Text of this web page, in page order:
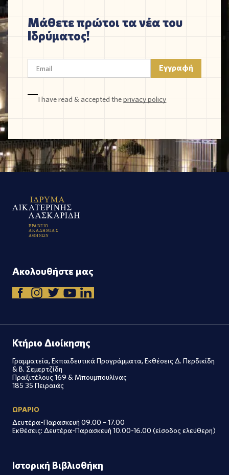
Μάθετε πρώτοι τα νέα του
Ιδρύματος!
I have read & accepted theprivacy policy
ΒΡΑΒΕΙΟ
ΑΚΑΔΗΜΙΑ Σ
Α ΘΗΝΩΝ
Ακολουθήστε μας
Κτήριο Διοίκησης
Γραμματεία, Εκπαιδευτικά Προγράμματα, Εκθέσεις Δ. Περδικίδη
& Β. Σεμερτζίδη
Πραξιτέλους 169 & Μπουμπουλίνας
185 35 Πειραιάς
ΩΡΑΡΙΟ
Δευτέρα-Παρασκευή 09.00 – 17.00
Εκθέσεις: Δευτέρα-Παρασκευή 10.00-16.00 (είσοδος ελεύθερη)
Ιστορική Βιβλιοθήκη